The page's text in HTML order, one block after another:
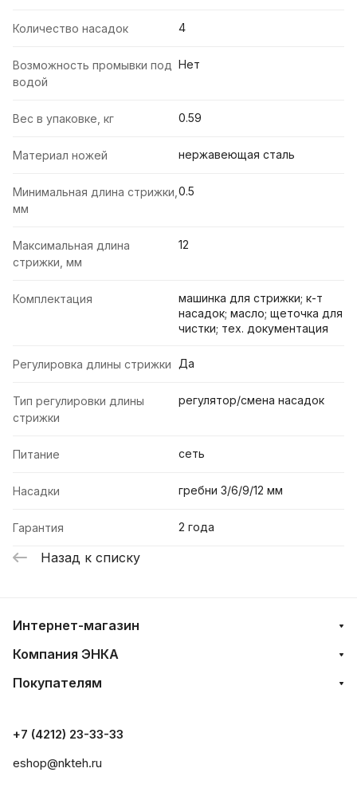
Количество насадок 4
Возможность промывки под
водой
Нет
Вес в упаковке, кг 0.59
Материал ножей нержавеющая сталь
Минимальная длина стрижки,
мм
0.5
Максимальная длина
стрижки, мм
12
Комплектация
машинка для стрижки; к-т
насадок; масло; щеточка для
чистки; тех. документация
Регулировка длины стрижки Да
Тип регулировки длины
стрижки
регулятор/смена насадок
Питание сеть
Насадки гребни 3/6/9/12 мм
Гарантия 2 года
Назад к списку
Интернет-магазин
Компания ЭНКА
Покупателям
+7 (4212) 23-33-33
eshop@nkteh.ru